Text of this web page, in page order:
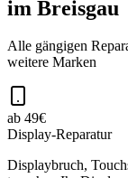
im Breisgau
Alle gängigen
weitere Marken
ab 49€
Display-Reparatur
Displaybruch,